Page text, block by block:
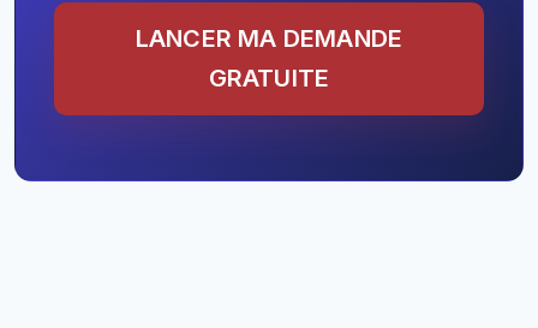
LANCER MA DEMANDE
GRATUITE